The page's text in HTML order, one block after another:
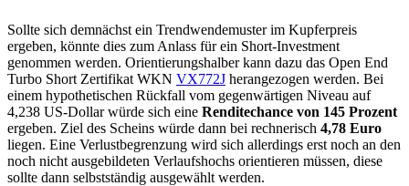
Sollte sich demnächst ein Trendwendemuster im Kupferpreis
ergeben, könnte dies zum Anlass für ein Short-Investment
genommen werden. Orientierungshalber kann dazu das Open End
Turbo Short Zertifikat WKN VX772J herangezogen werden. Bei
einem hypothetischen Rückfall vom gegenwärtigen Niveau auf
4,238 US-Dollar würde sich eine Renditechance von 145 Prozent
ergeben. Ziel des Scheins würde dann bei rechnerisch 4,78 Euro
liegen. Eine Verlustbegrenzung wird sich allerdings erst noch an den
noch nicht ausgebildeten Verlaufshochs orientieren müssen, diese
sollte dann selbstständig ausgewählt werden.